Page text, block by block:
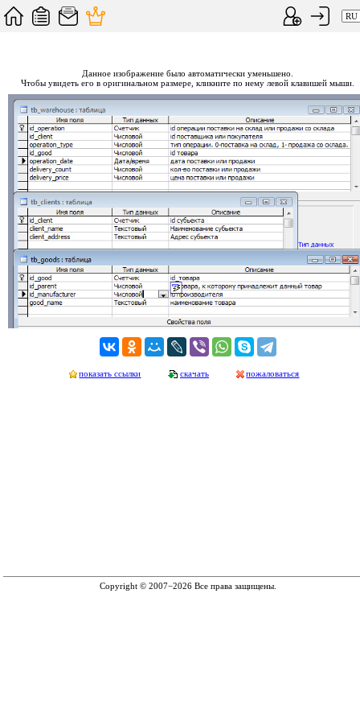
Данное изображение было автоматически уменьшено.
Чтобы увидеть его в оригинальном размере, кликните по нему левой клавишей мыши.
показать ссылки скачать пожаловаться
Copyright © 2007−2026 Все права защищены.